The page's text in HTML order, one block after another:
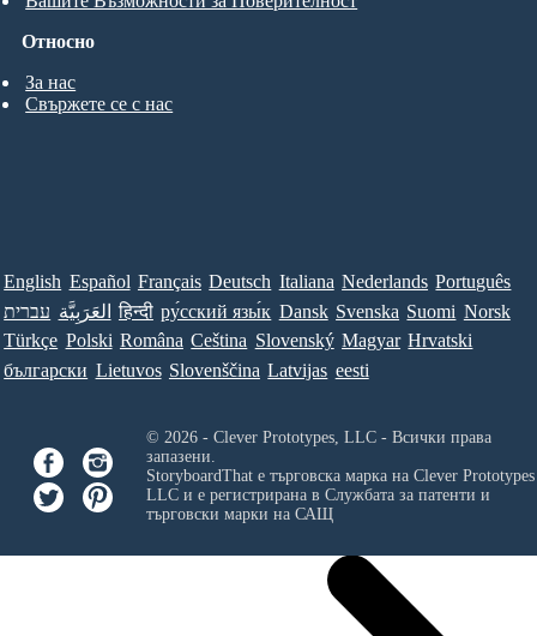
Относно
За нас
Свържете се с нас
English Español Français Deutsch Italiana Nederlands Português
עברית العَرَبِيَّة हिन्दी ру́сский язы́к Dansk Svenska Suomi Norsk
Türkçe Polski Româna Ceština Slovenský Magyar Hrvatski
български Lietuvos Slovenščina Latvijas eesti
© 2026 - Clever Prototypes, LLC - Всички права
запазени.
StoryboardThat е търговска марка на Clever
LLCи е регистрирана в Службата за патенти и
търговски марки на САЩ